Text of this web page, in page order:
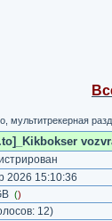
мультитрекерная
2026 15:10:36
()
12)